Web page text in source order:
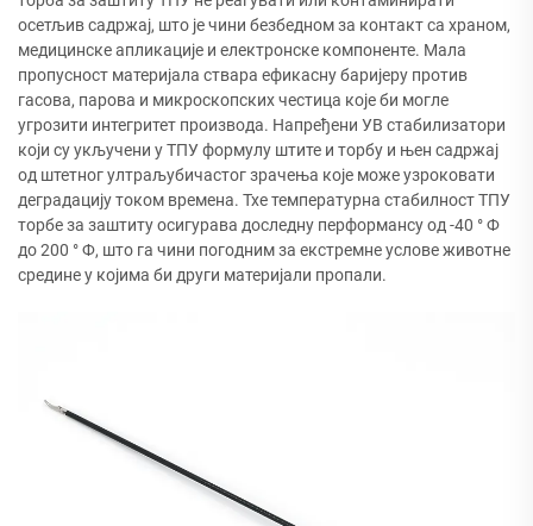
осетљив садржај, што је чини безбедном за контакт са храном,
медицинске апликације и електронске компоненте. Мала
пропусност материјала ствара ефикасну баријеру против
гасова, парова и микроскопских честица које би могле
угрозити интегритет производа. Напређени УВ стабилизатори
који су укључени у ТПУ формулу штите и торбу и њен садржај
од штетног ултраљубичастог зрачења које може узроковати
деградацију током времена. Тхе температурна стабилност ТПУ
торбе за заштиту осигурава доследну перформансу од -40 ° Ф
до 200 ° Ф, што га чини погодним за екстремне услове животне
средине у којима би други материјали пропали.